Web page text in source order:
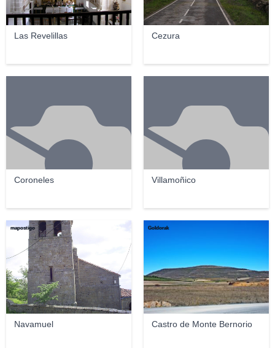
Las Revelillas Cezura
Coroneles Villamoñico
Navamuel
mapostigo
Castro de Monte Bernorio
Goldorak